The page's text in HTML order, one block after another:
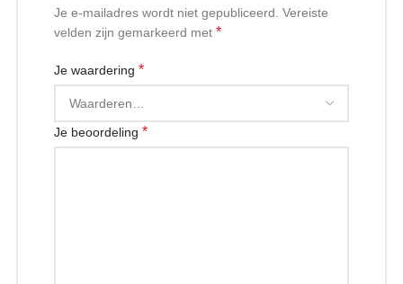
Je e-mailadres wordt niet gepubliceerd. Vereiste
velden zijn gemarkeerd met *
Je waardering *
Je beoordeling *